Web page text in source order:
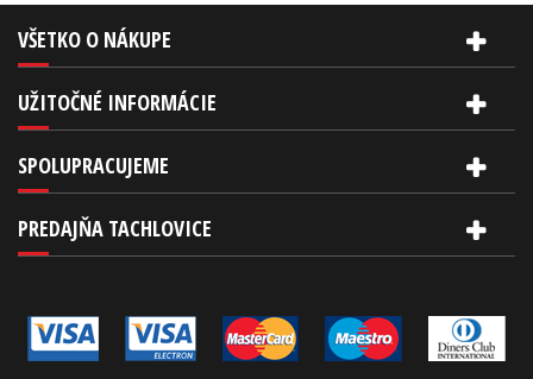
VŠETKO O NÁKUPE
UŽITOČNÉ INFORMÁCIE
SPOLUPRACUJEME
PREDAJŇA TACHLOVICE